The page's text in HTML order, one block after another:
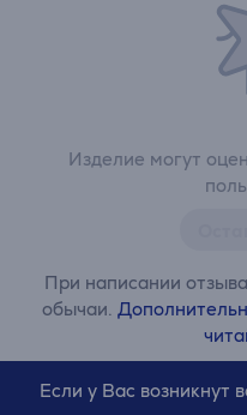
Изделие могут
При написании
обычаи.
Если у Вас возникнут